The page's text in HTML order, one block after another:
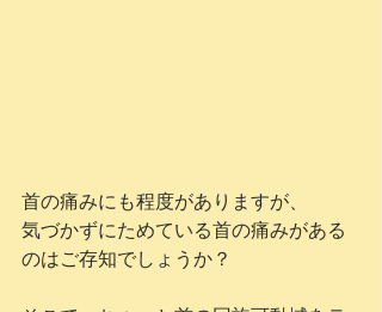
首の痛みにも程度がありますが、
気づかずにためている首の痛みがある
のはご存知でしょうか？